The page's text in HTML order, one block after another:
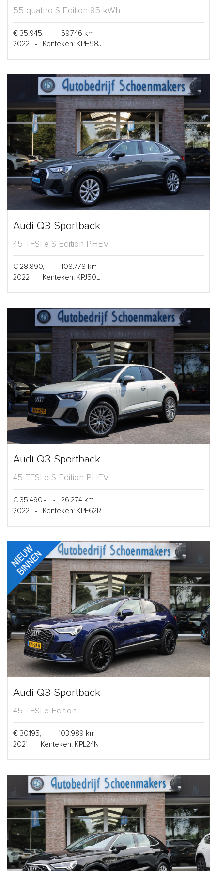
55 quattro S Edition 95 kWh
€ 35.945,- -
69.746 km
2022
- Kenteken: KPH98J
Audi Q3 Sportback
45 TFSI e S Edition PHEV
€ 28.890,- -
108.778 km
2022
- Kenteken: KPJ50L
Audi Q3 Sportback
45 TFSI e S Edition PHEV
€ 35.490,- -
26.274 km
2022
- Kenteken: KPF62R
Audi Q3 Sportback
45 TFSI e Edition
€ 30.195,- -
103.989 km
2021
- Kenteken: KPL24N